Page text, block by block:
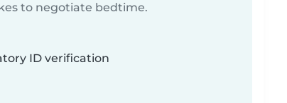
to negotiate bedtime.
ID verification